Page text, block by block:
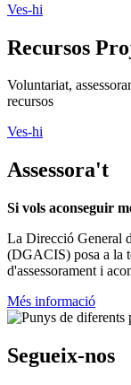
Ves-hi
Recursos
Voluntariat,
recursos
Ves-hi
Assessora't
Si vols aconseguir
La Direcció General
(DGACIS) posa a la
d'assessorament i
Més informació
Segueix-nos